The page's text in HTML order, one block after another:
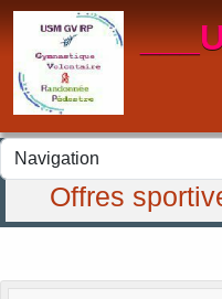
Offres
Panneau de gestion des